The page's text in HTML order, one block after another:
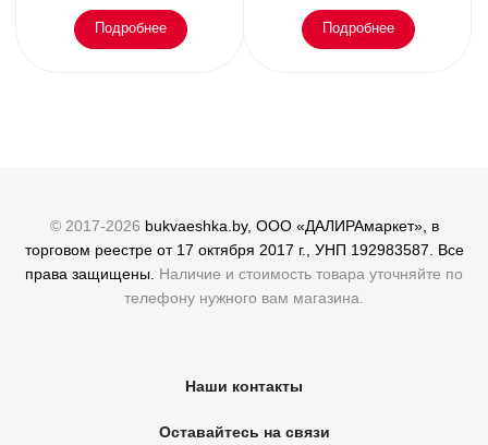
Подробнее Подробнее
© 2017-2026 bukvaeshka.by, ООО «ДАЛИРАмаркет», в
торговом реестре от 17 октября 2017 г., УНП 192983587. Все
права защищены. Наличие и стоимость товара уточняйте по
телефону нужного вам магазина.
Наши контакты
Оставайтесь на связи